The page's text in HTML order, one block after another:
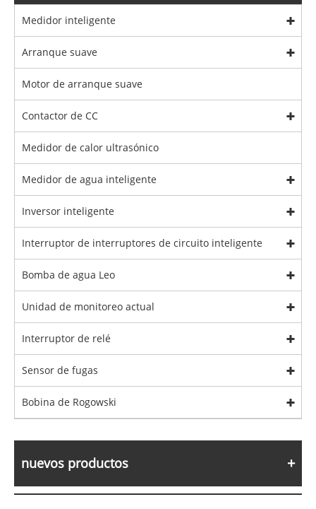
Medidor inteligente
Arranque suave
Motor de arranque suave
Contactor de CC
Medidor de calor ultrasónico
Medidor de agua inteligente
Inversor inteligente
Interruptor de interruptores de circuito inteligente
Bomba de agua Leo
Unidad de monitoreo actual
Interruptor de relé
Sensor de fugas
Bobina de Rogowski
nuevos productos